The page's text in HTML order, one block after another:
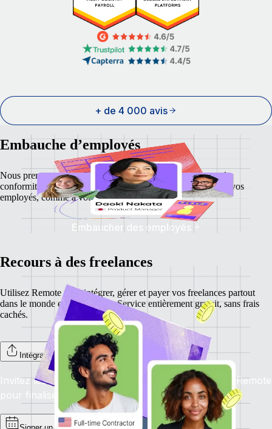
+ de 4 000 avis
Embauche d’employés
Nous prenons en charge la paie, les taxes, les avantages et la
conformité afin d’offrir le confort et la sécurité nécessaires à vos
employés, comme à votre entreprise.
Embaucher des employés
Recours à des freelances
Utilisez Remote pour intégrer, gérer et payer vos freelances partout
dans le monde en un seul clic. Service entièrement gratuit, sans frais
cachés.
Intégration des freelances
Invitez les freelances à s’inscrire sur la plateforme Remote
pour finaliser l’intégration.
Signer un contrat